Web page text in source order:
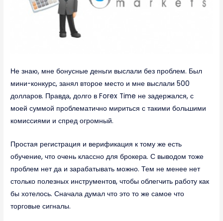
Не знаю, мне бонусные деньги выслали без проблем. Был
мини-конкурс, занял второе место и мне выслали 500
долларов. Правда, долго в Forex Time не задержался, с
моей суммой проблематично мириться с такими большими
комиссиями и спред огромный.
Простая регистрация и верификация к тому же есть
обучение, что очень классно для брокера. С выводом тоже
проблем нет да и зарабатывать можно. Тем не менее нет
столько полезных инструментов, чтобы облегчить работу как
бы хотелось. Сначала думал что это то же самое что
торговые сигналы.